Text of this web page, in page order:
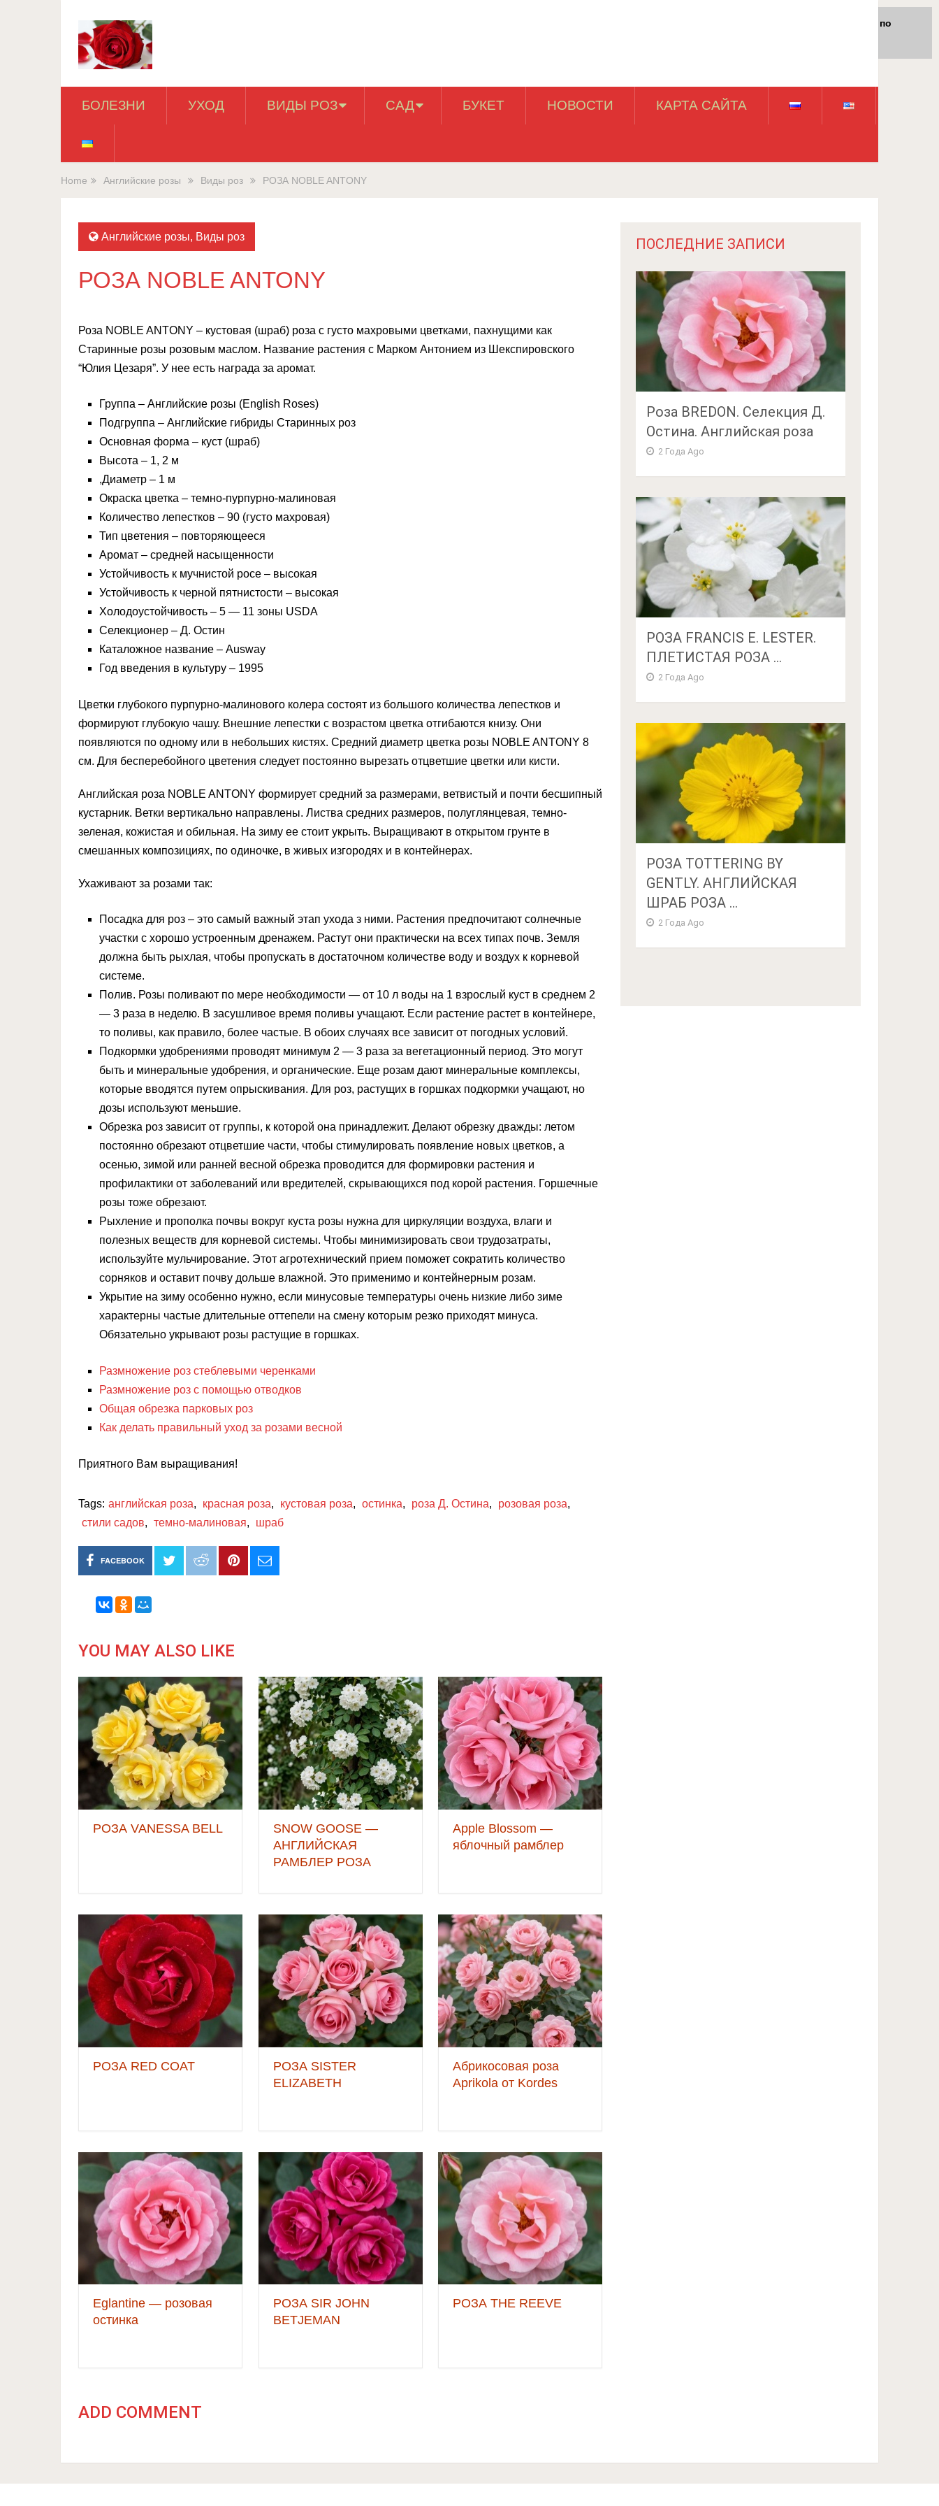
БОЛЕЗНИ УХОД ВИДЫ РОЗ САД БУКЕТ НОВОСТИ КАРТА САЙТА
Home Английские розы Виды роз РОЗА NOBLE ANTONY
Английские розы, Виды роз
РОЗА NOBLE ANTONY
Роза NOBLE ANTONY – кустовая (шраб) роза с густо махровыми цветками, пахнущими как
Старинные розы розовым маслом. Название растения с Марком Антонием из Шекспировского
“Юлия Цезаря”. У нее есть награда за аромат.
Группа – Английские розы (English Roses)
Подгруппа – Английские гибриды Старинных роз
Основная форма – куст (шраб)
Высота – 1, 2 м
,Диаметр – 1 м
Окраска цветка – темно-пурпурно-малиновая
Количество лепестков – 90 (густо махровая)
Тип цветения – повторяющееся
Аромат – средней насыщенности
Устойчивость к мучнистой росе – высокая
Устойчивость к черной пятнистости – высокая
Холодоустойчивость – 5 — 11 зоны USDA
Селекционер – Д. Остин
Каталожное название – Ausway
Год введения в культуру – 1995
Цветки глубокого пурпурно-малинового колера состоят из большого количества лепестков и
формируют глубокую чашу. Внешние лепестки с возрастом цветка отгибаются книзу. Они
появляются по одному или в небольших кистях. Средний диаметр цветка розы NOBLE ANTONY 8
см. Для бесперебойного цветения следует постоянно вырезать отцветшие цветки или кисти.
Английская роза NOBLE ANTONY формирует средний за размерами, ветвистый и почти бесшипный
кустарник. Ветки вертикально направлены. Листва средних размеров, полуглянцевая, темно-
зеленая, кожистая и обильная. На зиму ее стоит укрыть. Выращивают в открытом грунте в
смешанных композициях, по одиночке, в живых изгородях и в контейнерах.
Ухаживают за розами так:
Посадка для роз – это самый важный этап ухода з ними. Растения предпочитают солнечные
участки с хорошо устроенным дренажем. Растут они практически на всех типах почв. Земля
должна быть рыхлая, чтобы пропускать в достаточном количестве воду и воздух к корневой
системе.
Полив. Розы поливают по мере необходимости — от 10 л воды на 1 взрослый куст в среднем 2
— 3 раза в неделю. В засушливое время поливы учащают. Если растение растет в контейнере,
то поливы, как правило, более частые. В обоих случаях все зависит от погодных условий.
Подкормки удобрениями проводят минимум 2 — 3 раза за вегетационный период. Это могут
быть и минеральные удобрения, и органические. Еще розам дают минеральные комплексы,
которые вводятся путем опрыскивания. Для роз, растущих в горшках подкормки учащают, но
дозы используют меньшие.
Обрезка роз зависит от группы, к которой она принадлежит. Делают обрезку дважды: летом
постоянно обрезают отцветшие части, чтобы стимулировать появление новых цветков, а
осенью, зимой или ранней весной обрезка проводится для формировки растения и
профилактики от заболеваний или вредителей, скрывающихся под корой растения. Горшечные
розы тоже обрезают.
Рыхление и прополка почвы вокруг куста розы нужна для циркуляции воздуха, влаги и
полезных веществ для корневой системы. Чтобы минимизировать свои трудозатраты,
используйте мульчирование. Этот агротехнический прием поможет сократить количество
сорняков и оставит почву дольше влажной. Это применимо и контейнерным розам.
Укрытие на зиму особенно нужно, если минусовые температуры очень низкие либо зиме
характерны частые длительные оттепели на смену которым резко приходят минуса.
Обязательно укрывают розы растущие в горшках.
Размножение роз стеблевыми черенками
Размножение роз с помощью отводков
Общая обрезка парковых роз
Как делать правильный уход за розами весной
Приятного Вам выращивания!
Tags: английская роза, красная роза, кустовая роза, остинка, роза Д. Остина, розовая роза,
стили садов, темно-малиновая, шраб
FACEBOOK
YOU MAY ALSO LIKE
РОЗА VANESSA BELL
SNOW GOOSE —
АНГЛИЙСКАЯ
РАМБЛЕР РОЗА
Apple Blossom —
яблочный рамблер
РОЗА RED COAT
РОЗА SISTER
ELIZABETH
Абрикосовая роза
Aprikola от Kordes
Eglantine — розовая
остинка
РОЗА SIR JOHN
BETJEMAN
РОЗА THE REEVE
ADD COMMENT
ПОСЛЕДНИЕ ЗАПИСИ
Роза BREDON. Селекция Д.
Остина. Английская роза
2 Года Ago
РОЗА FRANCIS E. LESTER.
ПЛЕТИСТАЯ РОЗА ...
2 Года Ago
РОЗА TOTTERING BY
GENTLY. АНГЛИЙСКАЯ
ШРАБ РОЗА ...
2 Года Ago
Для любых предложений по